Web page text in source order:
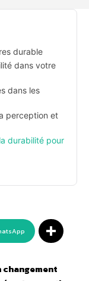
durable
dans votre
dans les
perception et
durabilité pour